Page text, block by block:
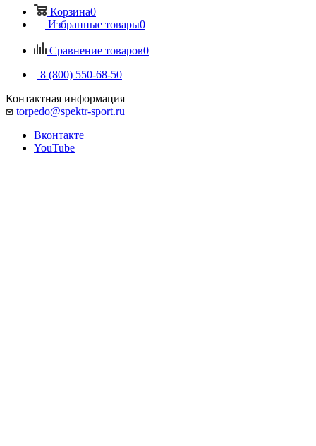
Корзина0
Избранные товары0
Сравнение товаров0
8 (800) 550-68-50
Контактная информация
torpedo@spektr-sport.ru
Вконтакте
YouTube